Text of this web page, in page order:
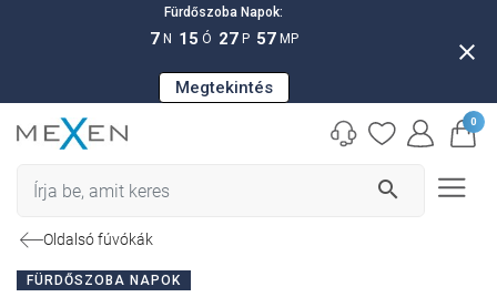
Fürdőszoba Napok:
7 N 15 Ó 27 P 56 MP
Megtekintés
close
search
0
Oldalsó fúvókák
FÜRDŐSZOBA NAPOK